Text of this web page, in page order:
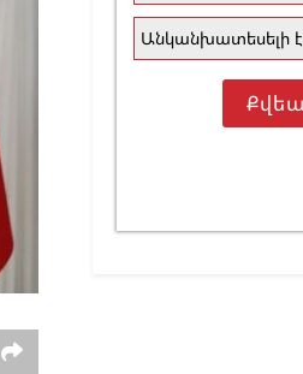
Անկանխատեսելի է